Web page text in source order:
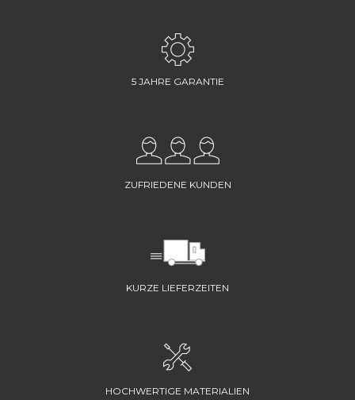
5 JAHRE GARANTIE
ZUFRIEDENE KUNDEN
KURZE LIEFERZEITEN
HOCHWERTIGE MATERIALIEN